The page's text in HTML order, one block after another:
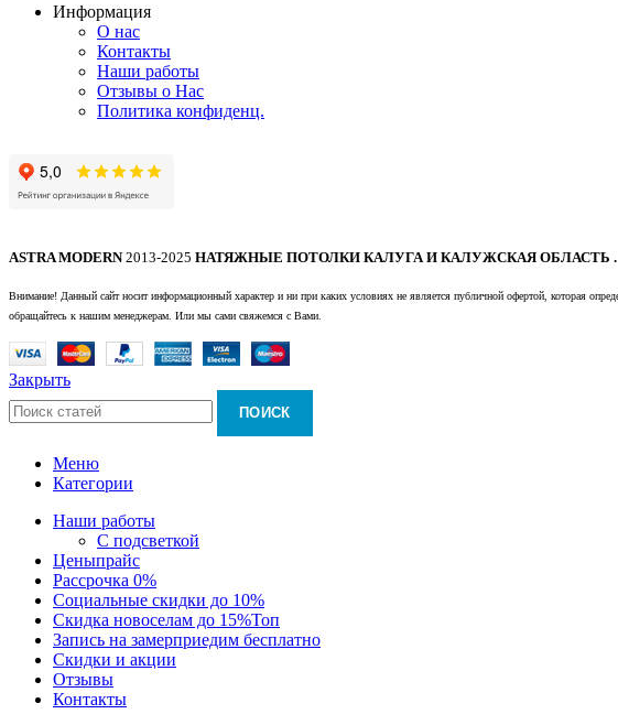
Информация
О нас
Контакты
Наши работы
Отзывы о Нас
Политика конфиденц.
ASTRA MODERN2013-2025 НАТЯЖНЫЕ ПОТОЛКИ КАЛУГА И КАЛУЖСКАЯ ОБЛАСТЬ .
Внимание! Данный сайт носит информационный характер и ни при каких условиях не является публичной офертой, которая
обращайтесь к нашим менеджерам. Или мы сами свяжемся с Вами.
Закрыть
ПОИСК
Меню
Категории
Наши работы
С подсветкой
Ценыпрайс
Рассрочка 0%
Социальные скидки до 10%
Скидка новоселам до 15%Топ
Запись на замерприедим бесплатно
Скидки и акции
Отзывы
Контакты